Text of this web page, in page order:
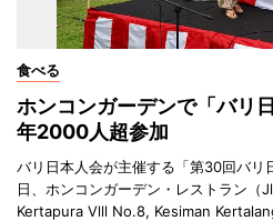
食べる
ホンコンガーデンで「バリ
年2000人超参加
バリ日本人会が主催する「第30回バリ
日、ホンコンガーデン・レストラン（
Kertapura Vlll No.8, Kesiman